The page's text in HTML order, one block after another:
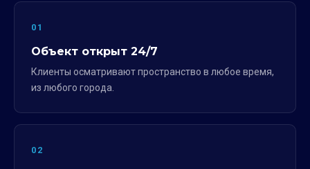
01
Объект открыт 24/7
Клиенты осматривают пространство в любое время,
из любого города.
02